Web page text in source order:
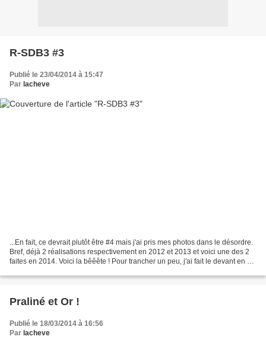
R-SDB3 #3
Publié le 23/04/2014 à 15:47
Par lacheve
...En fait, ce devrait plutôt être #4 mais j'ai pris mes photos dans le désordre.
Bref, déjà 2 réalisations respectivement en 2012 et 2013 et voici une des 2
faites en 2014. Voici la bêêête ! Pour trancher un peu, j'ai fait le devant en 2
Praliné et Or !
Publié le 18/03/2014 à 16:56
Par lacheve